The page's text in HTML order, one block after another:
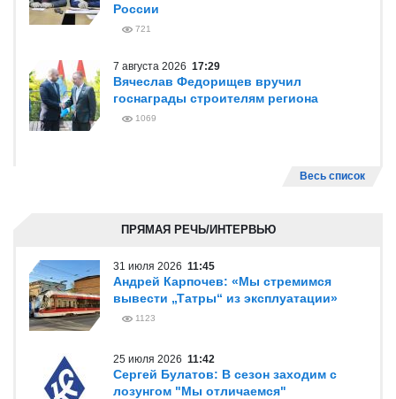
России
721
7 августа 2026 17:29
Вячеслав Федорищев вручил
госнаграды строителям региона
1069
Весь список
ПРЯМАЯ РЕЧЬ/ИНТЕРВЬЮ
31 июля 2026 11:45
Андрей Карпочев: «Мы стремимся
вывести „Татры“ из эксплуатации»
1123
25 июля 2026 11:42
Сергей Булатов: В сезон заходим с
лозунгом "Мы отличаемся"